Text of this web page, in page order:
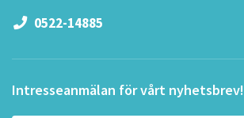
0522-14885
Intresseanmälan för vårt nyhetsbrev!